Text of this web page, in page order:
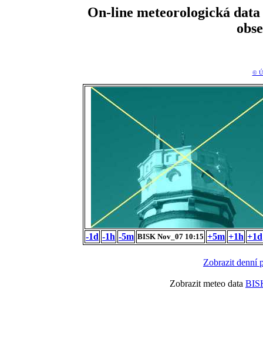
On-line meteorologická
©
-1d -1h -5m BISK Nov_07 10:15 +5m +1h +1d
Zobrazit denní
Zobrazit meteo data